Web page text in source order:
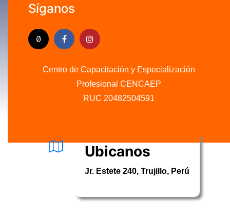
Síganos
Centro de Capacitación y Especialización
Profesional CENCAEP
RUC 20482504591
Ubicanos
Jr. Estete 240, Trujillo, Perú